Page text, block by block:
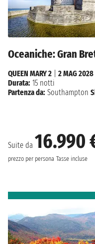
Oceaniche: Gran
Suite da 16.990
prezzo per persona Tasse incluse
QUEEN MARY 2
2 MAG 2028
Durata: 15 notti
Partenza da: Southampton